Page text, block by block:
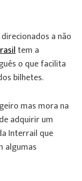
a não
tem a
o que facilita
bilhetes.
mas mora na
adquirir um
Interrail que
algumas